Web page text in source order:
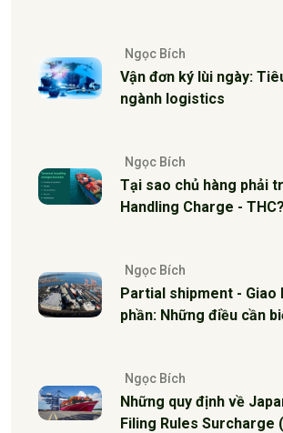
Ngọc Bích
Vận đơn ký lùi ngày:
ngành logistics
Ngọc Bích
Tại sao chủ hàng phải
Handling Charge - THC?
Ngọc Bích
Partial shipment - Giao
phần: Những điều cần
Ngọc Bích
Những quy định về
Filing Rules Surcharge